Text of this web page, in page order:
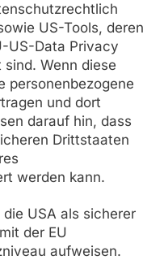
US-Tools, deren
US-Data Privacy
Wenn diese
personenbezogene
und dort
darauf hin, dass
Drittstaaten
werden kann.
USA als sicherer
der EU
aufweisen.